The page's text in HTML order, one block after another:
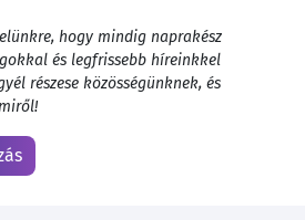
hogy mindig naprakész
és legfrissebb híreinkkel
részese közösségünknek, és